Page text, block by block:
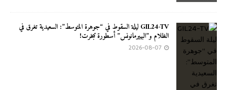
GIL24-TV ليلة السقوط في “جوهرة المتوسط”: السعيدية تغرق في
الظلام و”البييرمانونس” أسطورة تبخرت!
2026-08-07